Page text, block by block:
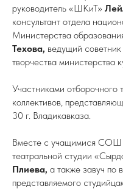
руководитель «ШКиТ»
консультант отдела
Министерства
Техова, ведущий советник
творчества министерства
Участниками отборочного
коллективов,
30 г. Владикавказа.
Вместе с учащимися СОШ
театральной студии
Плиева, а также завуч по
представляемого